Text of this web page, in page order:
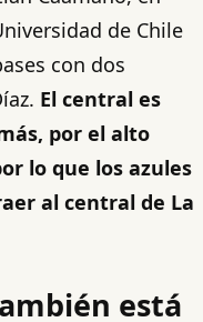
de Chile
con dos
El central es
por el alto
lo que los azules
al central de La
está